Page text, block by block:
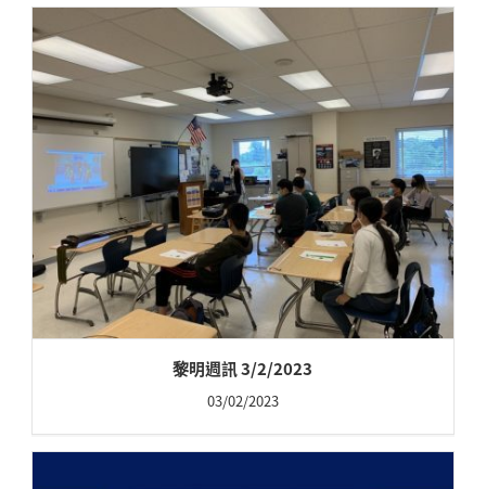
黎明週訊 3/2/2023
03/02/2023